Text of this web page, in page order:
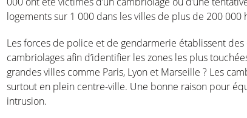
logements sur 1 000 dans les villes de plus de 200
Les forces de police et de gendarmerie établissent des
cambriolages afin d’identifier les zones les plus
grandes villes comme Paris, Lyon et Marseille ? Les
surtout en plein centre-ville. Une bonne raison pour
intrusion.